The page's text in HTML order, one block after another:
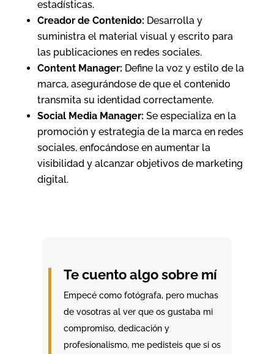
estadísticas.
Creador de Contenido: Desarrolla y
suministra el material visual y escrito para
las publicaciones en redes sociales.
Content Manager: Define la voz y estilo de la
marca, asegurándose de que el contenido
transmita su identidad correctamente.
Social Media Manager: Se especializa en la
promoción y estrategia de la marca en redes
sociales, enfocándose en aumentar la
visibilidad y alcanzar objetivos de marketing
digital.
Te cuento algo sobre mí
Empecé como fotógrafa, pero muchas
de vosotras al ver que os gustaba mi
compromiso, dedicación y
profesionalismo, me pedisteis que si os